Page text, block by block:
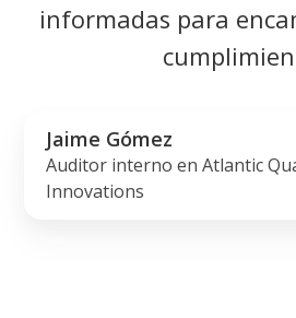
informadas para
Jaime Gómez
Auditor interno en Atlantic
Innovations